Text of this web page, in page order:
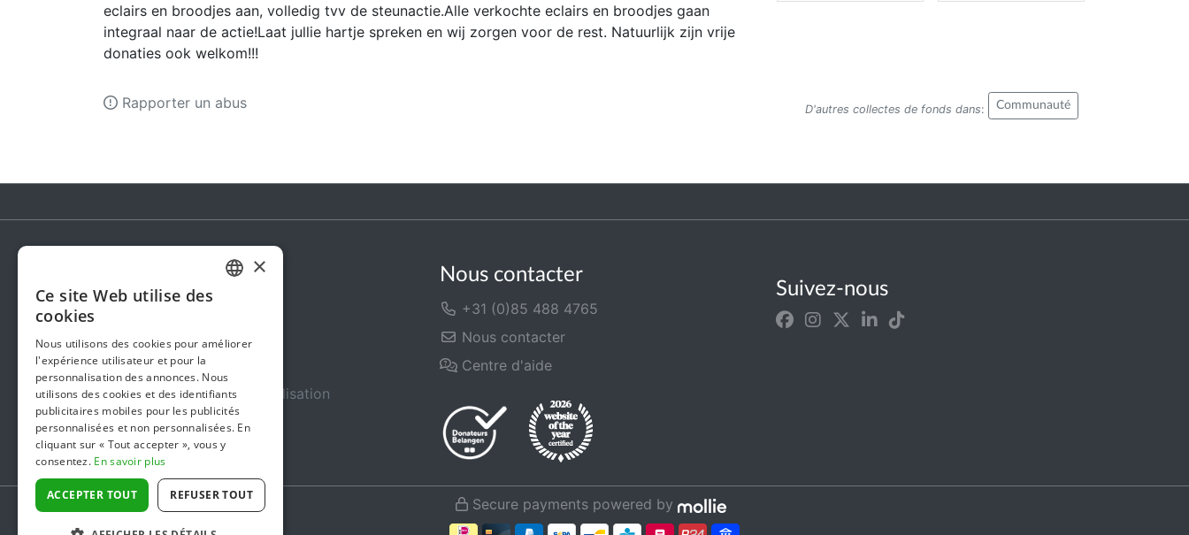
eclairs en broodjes aan, volledig tvv de steunactie.Alle verkochte eclairs en broodjes gaan
integraal naar de actie!Laat jullie hartje spreken en wij zorgen voor de rest. Natuurlijk zijn vrije
donaties ook welkom!!!
D'autres collectes de fonds dans: Communauté
Rapporter un abus
Dans les médias
Sécurité et fiabilité
Conditions Générales d’Utilisation
Confidentialité
Gestion des cookies
Nous contacter
+31 (0)85 488 4765
Nous contacter
Centre d'aide
Suivez-nous
Secure payments powered by
×
Ce site Web utilise des
cookies
Nous utilisons des cookies pour améliorer
l'expérience utilisateur et pour la
personnalisation des annonces. Nous
utilisons des cookies et des identifiants
publicitaires mobiles pour les publicités
personnalisées et non personnalisées. En
cliquant sur « Tout accepter », vous y
consentez. En savoir plus
ACCEPTER TOUT REFUSER TOUT